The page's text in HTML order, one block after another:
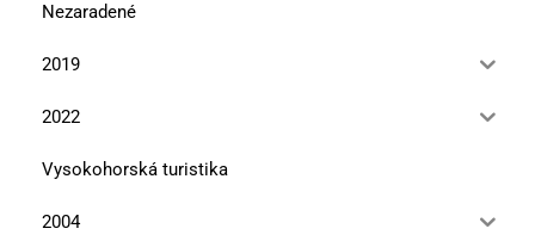
Nezaradené
2019
2022
Vysokohorská turistika
2004